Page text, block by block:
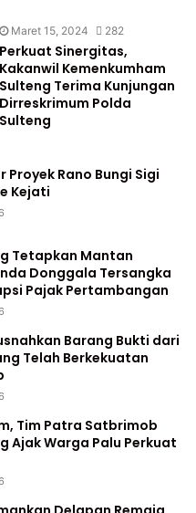
Maret 15, 2024 282
Perkuat Sinergitas,
Kakanwil Kemenkumham
Sulteng Terima Kunjungan
Dirreskrimum Polda
Sulteng
Proyek Rano Bungi Sigi
Kejati
Tetapkan Mantan
Donggala Tersangka
Pajak Pertambangan
Barang Bukti dari
Telah Berkekuatan
Tim Patra Satbrimob
Ajak Warga Palu Perkuat